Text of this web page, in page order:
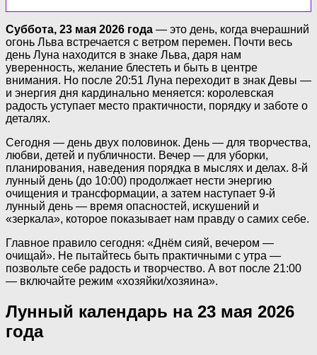
Суббота, 23 мая 2026 года — это день, когда вчерашний
огонь Льва встречается с ветром перемен. Почти весь
день Луна находится в знаке Льва, даря нам
уверенность, желание блестеть и быть в центре
внимания. Но после 20:51 Луна переходит в знак Девы —
и энергия дня кардинально меняется: королевская
радость уступает место практичности, порядку и заботе о
деталях.
Сегодня — день двух половинок. День — для творчества,
любви, детей и публичности. Вечер — для уборки,
планирования, наведения порядка в мыслях и делах. 8-й
лунный день (до 10:00) продолжает нести энергию
очищения и трансформации, а затем наступает 9-й
лунный день — время опасностей, искушений и
«зеркала», которое показывает нам правду о самих себе.
Главное правило сегодня: «Днём сияй, вечером —
очищай». Не пытайтесь быть практичными с утра —
позвольте себе радость и творчество. А вот после 21:00
— включайте режим «хозяйки/хозяина».
Лунный календарь на 23 мая 2026
года